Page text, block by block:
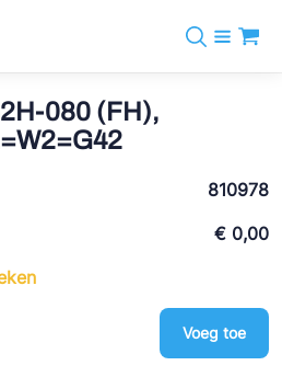
080 (FH),
810978
€ 0,00
Voeg toe